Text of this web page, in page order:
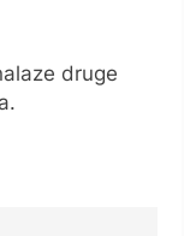
druge